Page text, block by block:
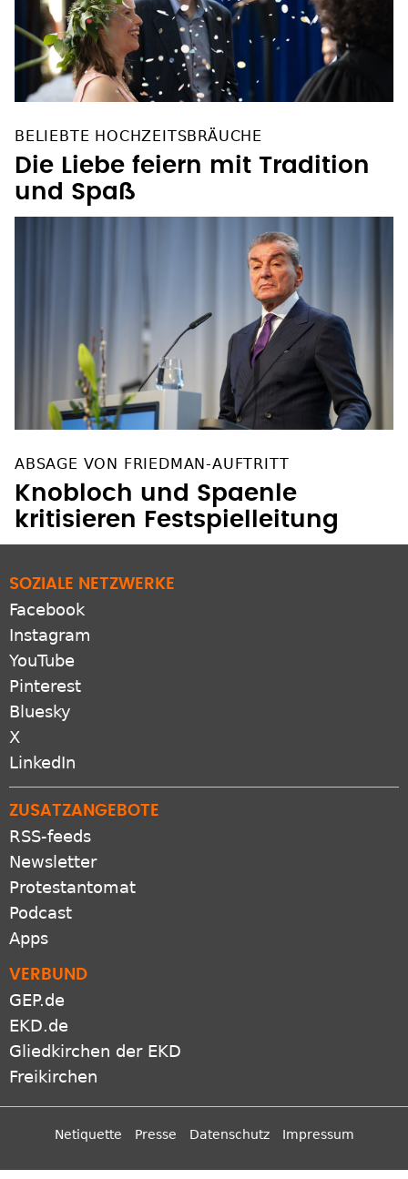
Die Liebe feiern mit Tradition
und Spaß
Knobloch und Spaenle
kritisieren Festspielleitung
Facebook
Instagram
YouTube
Pinterest
Bluesky
X
LinkedIn
RSS-feeds
Newsletter
Protestantomat
Podcast
Apps
GEP.de
EKD.de
Gliedkirchen der EKD
Freikirchen